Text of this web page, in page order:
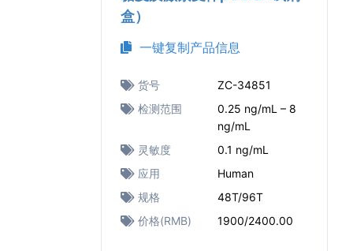
盒）
一键复制产品信息
货号
ZC-34851
检测范围
0.25 ng/mL – 8
ng/mL
灵敏度
0.1 ng/mL
应用
Human
规格
48T/96T
价格(RMB)
1900/2400.00